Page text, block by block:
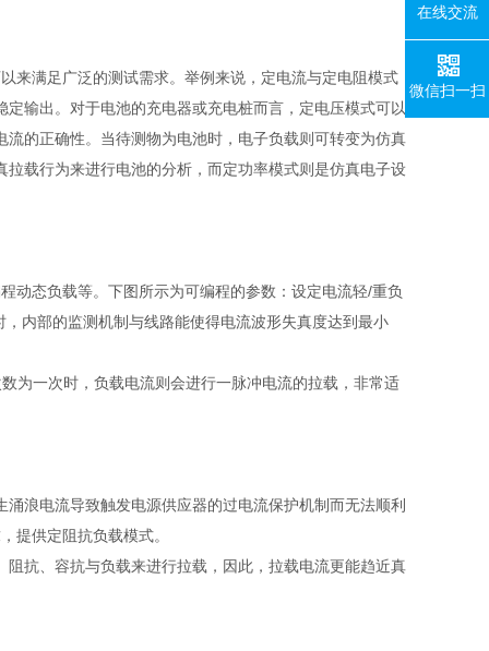
来满足广泛的测试需求。举例来说，定电流与定电阻模式
输出。对于电池的充电器或充电桩而言，定电压模式可以
的正确性。当待测物为电池时，电子负载则可转变为仿真
载行为来进行电池的分析，而定功率模式则是仿真电子设
动态负载等。下图所示为可编程的参数：设定电流轻/重负
内部的监测机制与线路能使得电流波形失真度达到最小
数为一次时，负载电流则会进行一脉冲电流的拉载，非常适
浪电流导致触发电源供应器的过电流保护机制而无法顺利
提供定阻抗负载模式。
抗、容抗与负载来进行拉载，因此，拉载电流更能趋近真
在线交流
微信扫一扫